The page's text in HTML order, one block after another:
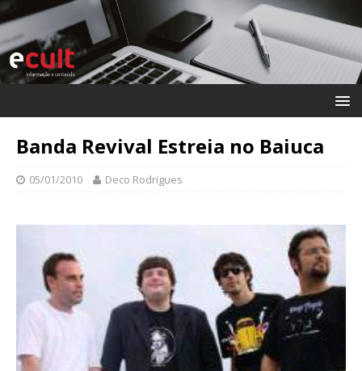
Banda Revival Estreia no Baiuca
05/01/2010 Deco Rodrigues